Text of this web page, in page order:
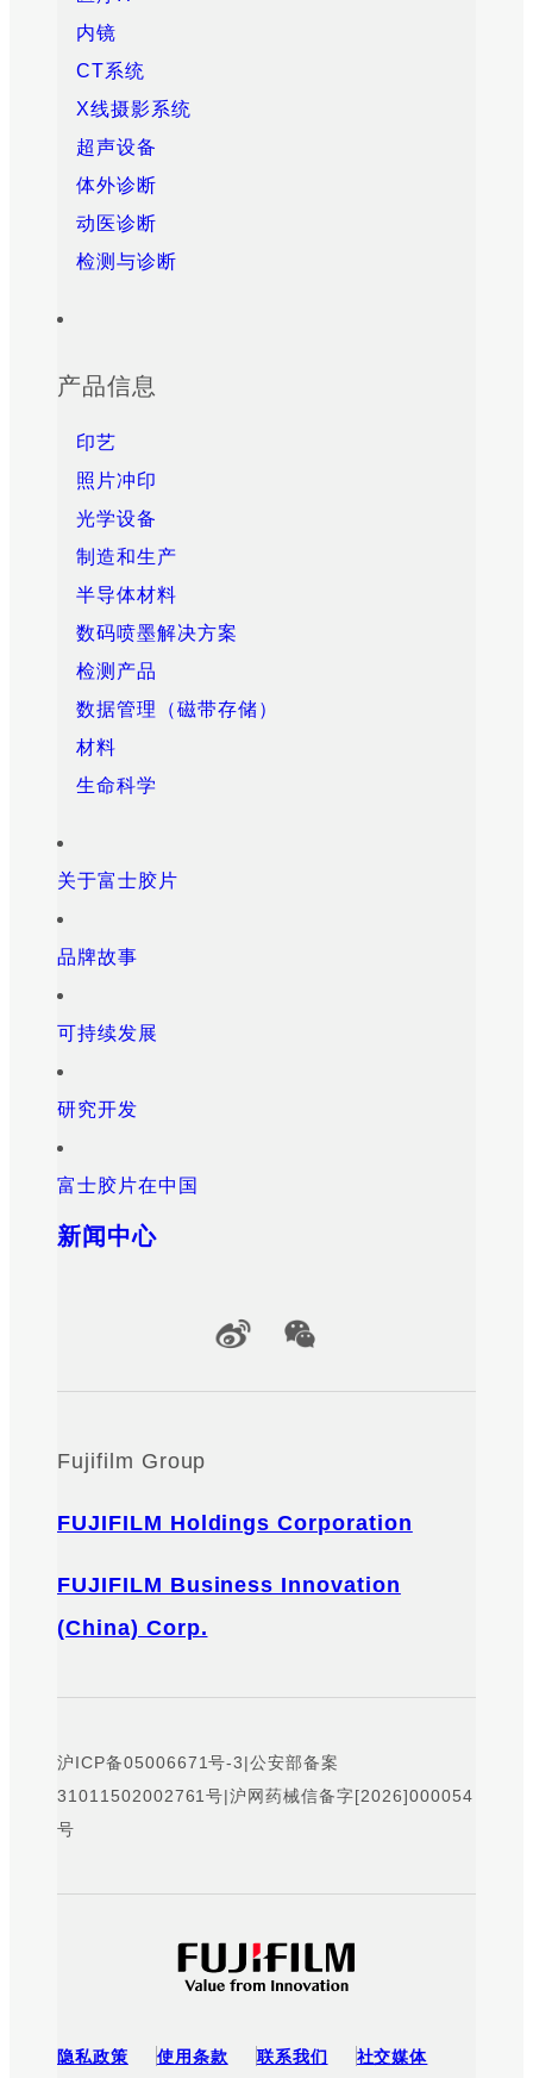
内镜
CT系统
X线摄影系统
超声设备
体外诊断
动医诊断
检测与诊断
产品信息
印艺
照片冲印
光学设备
制造和生产
半导体材料
数码喷墨解决方案
检测产品
数据管理（磁带存储）
材料
生命科学
关于富士胶片
品牌故事
可持续发展
研究开发
富士胶片在中国
新闻中心
Official Social Media Accounts
Fujifilm Group
FUJIFILM Holdings Corporation
FUJIFILM Business Innovation
(China) Corp.
沪ICP备05006671号-3|公安部备案
31011502002761号|沪网药械信备字[2026]000054
号
隐私政策 使用条款 联系我们 社交媒体